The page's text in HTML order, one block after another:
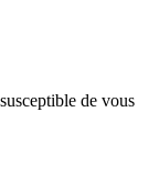
de vous